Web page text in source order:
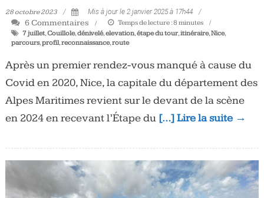
28 octobre 2023 Mis à jour le 2 janvier 2025 à 17h44
6 Commentaires Temps de lecture :8 minutes
7 juillet,Couillole,dénivelé,elevation,étape du tour,itinéraire,Nice,
parcours,profil,reconnaissance,route
Après un premier rendez-vous manqué à cause du
Covid en 2020, Nice, la capitale du département des
Alpes Maritimes revient sur le devant de la scène
en 2024 en recevant l’Étape du […] Lire la suite →